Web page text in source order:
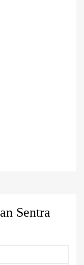
Sentra